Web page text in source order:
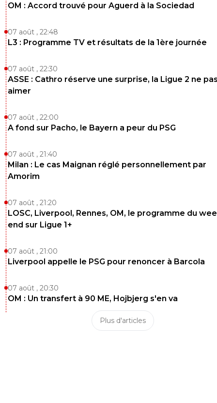
OM : Accord trouvé pour Aguerd à la Sociedad
07 août , 22:48
L3 : Programme TV et résultats de la 1ère journée
07 août , 22:30
ASSE : Cathro réserve une surprise, la Ligue 2 ne
aimer
07 août , 22:00
A fond sur Pacho, le Bayern a peur du PSG
07 août , 21:40
Milan : Le cas Maignan réglé personnellement par
Amorim
07 août , 21:20
LOSC, Liverpool, Rennes, OM, le programme du
end sur Ligue 1+
07 août , 21:00
Liverpool appelle le PSG pour renoncer à Barcola
07 août , 20:30
OM : Un transfert à 90 ME, Hojbjerg s'en va
Plus d'articles